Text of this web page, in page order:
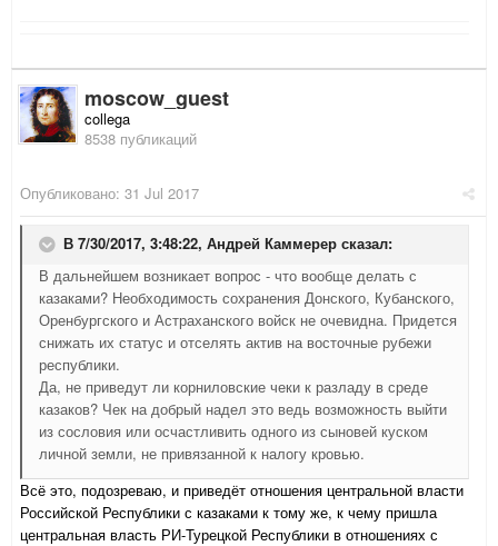
moscow_guest
collega
8538 публикаций
Опубликовано: 31 Jul 2017
В 7/30/2017, 3:48:22, Андрей Каммерер сказал:
В дальнейшем возникает вопрос - что вообще делать с
казаками? Необходимость сохранения Донского, Кубанского,
Оренбургского и Астраханского войск не очевидна. Придется
снижать их статус и отселять актив на восточные рубежи
республики.
Да, не приведут ли корниловские чеки к разладу в среде
казаков? Чек на добрый надел это ведь возможность выйти
из сословия или осчастливить одного из сыновей куском
личной земли, не привязанной к налогу кровью.
Всё это, подозреваю, и приведёт отношения центральной власти
Российской Республики с казаками к тому же, к чему пришла
центральная власть РИ-Турецкой Республики в отношениях с